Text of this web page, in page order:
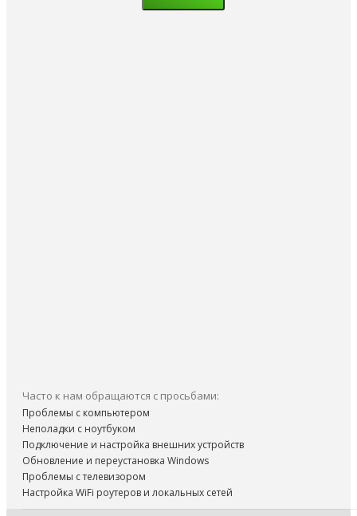
Часто к нам обращаются с просьбами:
Проблемы с компьютером
Неполадки с ноутбуком
Подключение и настройка внешних устройств
Обновление и переустановка Windows
Проблемы с телевизором
Настройка WiFi роутеров и локальных сетей